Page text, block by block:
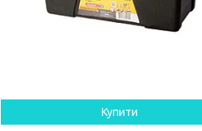
Купити